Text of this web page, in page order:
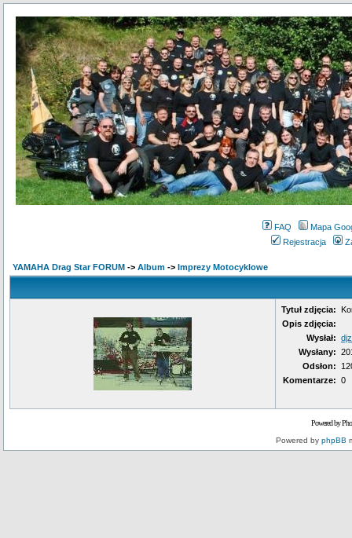
FAQ
Mapa
Rejestracja
YAMAHA Drag Star FORUM -> Album -> Imprezy Motocyklowe
Tytuł zdjęcia:
Opis zdjęcia:
Wysłał:
Wysłany:
Odsłon:
Komentarze: 0
Powered by
Powered by phpBB